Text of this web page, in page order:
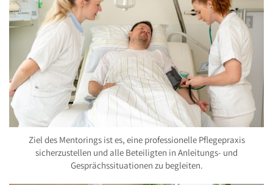
Ziel des Mentorings ist es, eine professionelle Pflegepraxis
sicherzustellen und alle Beteiligten in Anleitungs- und
Gesprächssituationen zu begleiten.